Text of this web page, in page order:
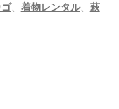
、 着物レンタル、 萩